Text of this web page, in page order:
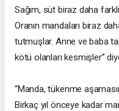
Sağım, süt biraz daha
Oranın mandaları biraz
tutmuşlar. Anne ve baba
kötü olanları kesmişler”
“Manda, tükenme
Birkaç yıl önceye kadar